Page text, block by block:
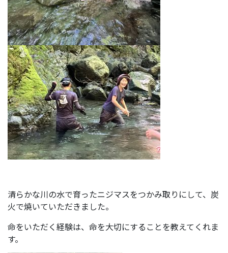
清らかな川の水で育ったニジマスをつかみ取りにして、炭
火で焼いていただきました。
命をいただく経験は、命を大切にすることを教えてくれま
す。